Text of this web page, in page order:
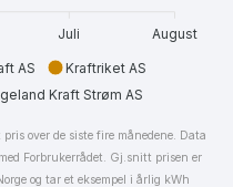
Juli August
AS
Kraftriket AS
Kraft Strøm AS
over de siste fire månedene. Data
Forbrukerrådet. Gj.snitt prisen er
og tar et eksempel i årlig kWh